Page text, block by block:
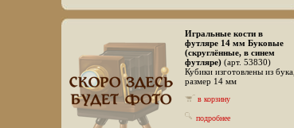
Игральные кости в
футляре 14 мм Буковые
(скруглённые, в синем
футляре) (арт. 53830)
Кубики изготовлены из бука,
размер 14 мм
в корзину
подробнее